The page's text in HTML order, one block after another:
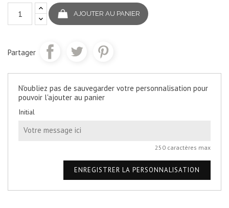
AJOUTER AU PANIER
Partager
N'oubliez pas de sauvegarder votre personnalisation pour
pouvoir l'ajouter au panier
Initial
250 caractères max
ENREGISTRER LA PERSONNALISATION